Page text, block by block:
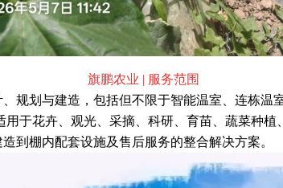
旗鹏农业 | 服务范围
规划与建造，包括但不限于智能温室、连栋温
于花卉、观光、采摘、科研、育苗、蔬菜种植
到棚内配套设施及售后服务的整合解决方案。